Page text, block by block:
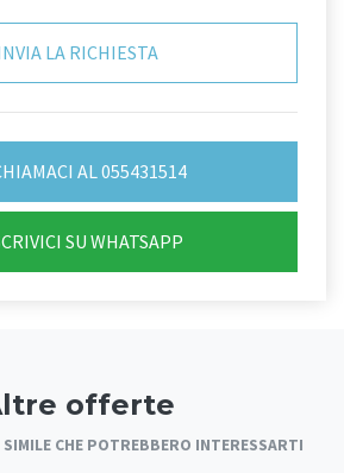
AL 055431514
SU WHATSAPP
offerte
CHE POTREBBERO INTERESSARTI